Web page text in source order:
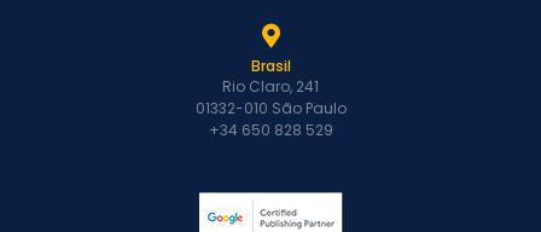
Brasil
Rio Claro, 241
01332-010 São Paulo
+34 650 828 529